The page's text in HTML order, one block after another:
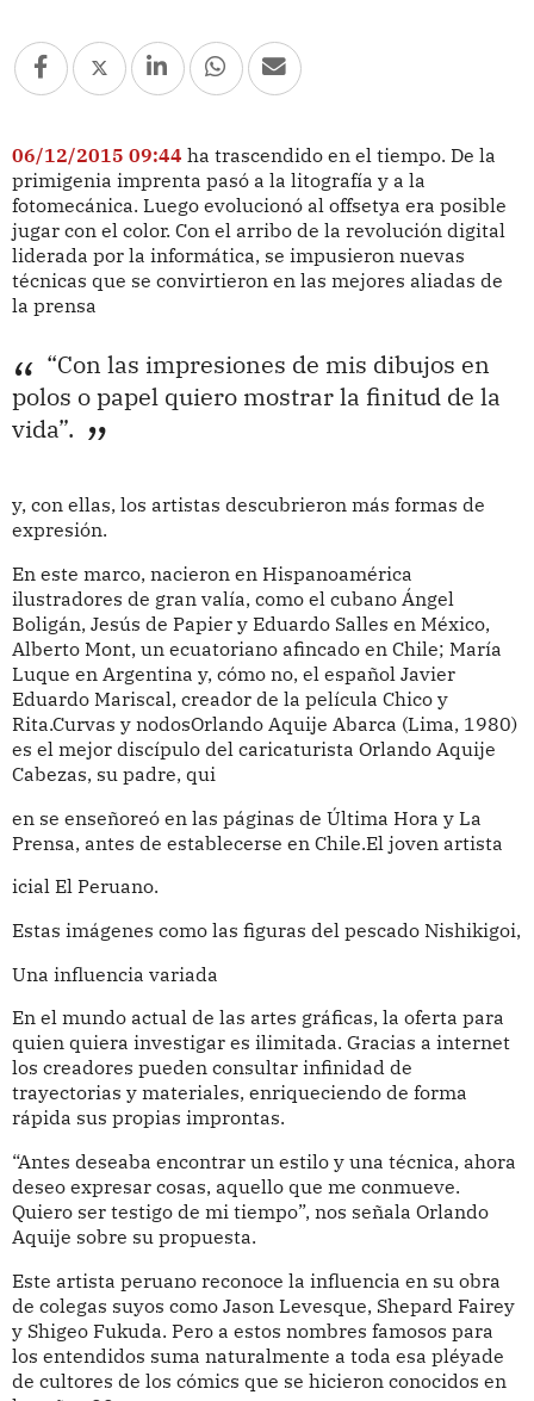
06/12/2015 09:44 ha trascendido en el tiempo. De la
primigenia imprenta pasó a la litografía y a la
fotomecánica. Luego evolucionó al offsetya era posible
jugar con el color. Con el arribo de la revolución digital
liderada por la informática, se impusieron nuevas
técnicas que se convirtieron en las mejores aliadas de
la prensa
“Con las impresiones de mis dibujos en
polos o papel quiero mostrar la finitud de la
vida”.
y, con ellas, los artistas descubrieron más formas de
expresión.
En este marco, nacieron en Hispanoamérica
ilustradores de gran valía, como el cubano Ángel
Boligán, Jesús de Papier y Eduardo Salles en México,
Alberto Mont, un ecuatoriano afincado en Chile; María
Luque en Argentina y, cómo no, el español Javier
Eduardo Mariscal, creador de la película Chico y
Rita.Curvas y nodosOrlando Aquije Abarca (Lima, 1980)
es el mejor discípulo del caricaturista Orlando Aquije
Cabezas, su padre, qui
en se enseñoreó en las páginas de Última Hora y La
Prensa, antes de establecerse en Chile.El joven artista
icial El Peruano.
Estas imágenes como las figuras del pescado Nishikigoi,
Una influencia variada
En el mundo actual de las artes gráficas, la oferta para
quien quiera investigar es ilimitada. Gracias a internet
los creadores pueden consultar infinidad de
trayectorias y materiales, enriqueciendo de forma
rápida sus propias improntas.
“Antes deseaba encontrar un estilo y una técnica, ahora
deseo expresar cosas, aquello que me conmueve.
Quiero ser testigo de mi tiempo”, nos señala Orlando
Aquije sobre su propuesta.
Este artista peruano reconoce la influencia en su obra
de colegas suyos como Jason Levesque, Shepard Fairey
y Shigeo Fukuda. Pero a estos nombres famosos para
los entendidos suma naturalmente a toda esa pléyade
de cultores de los cómics que se hicieron conocidos en